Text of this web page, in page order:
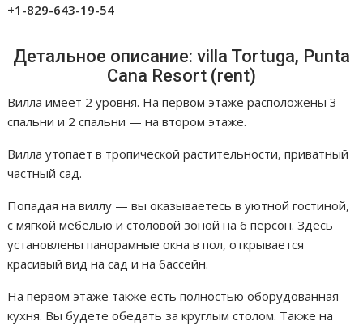
+1-829-643-19-54
Детальное описание: villa Tortuga, Punta
Cana Resort (rent)
Вилла имеет 2 уровня. На первом этаже расположены 3
спальни и 2 спальни — на втором этаже.
Вилла утопает в тропической растительности, приватный
частный сад.
Попадая на виллу — вы оказываетесь в уютной гостиной,
с мягкой мебелью и столовой зоной на 6 персон. Здесь
установлены панорамные окна в пол, открывается
красивый вид на сад и на бассейн.
На первом этаже также есть полностью оборудованная
кухня. Вы будете обедать за круглым столом. Также на